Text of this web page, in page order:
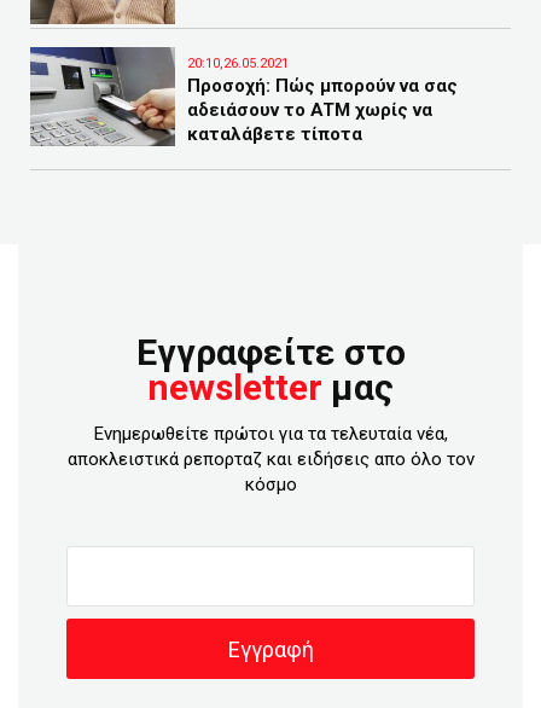
20:10,26.05.2021
Προσοχή: Πώς μπορούν να σας
αδειάσουν το ATM χωρίς να
καταλάβετε τίποτα
Εγγραφείτε στο
newsletter μας
Ενημερωθείτε πρώτοι για τα τελευταία νέα,
αποκλειστικά ρεπορταζ και ειδήσεις απο όλο τον
κόσμο